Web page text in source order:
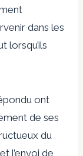
dans les
lorsqu’ils
ont
de ses
du
l’envoi de